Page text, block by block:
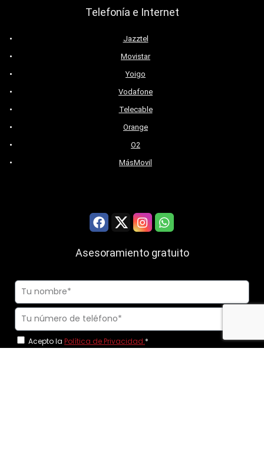
Telefonía e Internet
Jazztel
Movistar
Yoigo
Vodafone
Telecable
Orange
O2
MásMovil
Asesoramiento gratuito
Acepto la Política de Privacidad.*